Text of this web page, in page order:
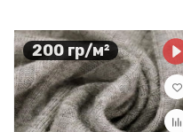
200 гр/м²